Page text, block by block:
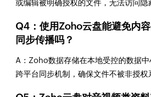
或编辑被明确授权的文件，无法访问隐
Q4：使用Zoho云盘能避免内
同步传播吗？
A：Zoho数据存储在本地受控的数据中
跨平台同步机制，确保文件不被非授权